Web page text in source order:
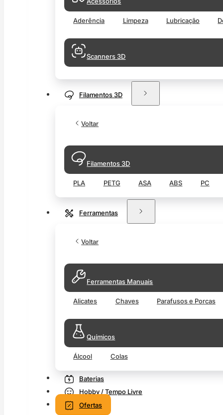
Aderência Limpeza Lubricação
Scanners 3D
Filamentos 3D
Voltar
Filamentos 3D
PLA PETG ASA ABS PC
Ferramentas
Voltar
Ferramentas Manuais
Alicates Chaves Parafusos e Porcas
Químicos
Álcool Colas
Baterias
Hobby / Tempo Livre
Ofertas